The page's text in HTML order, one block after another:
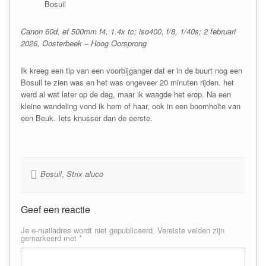
Bosuil
Canon 60d, ef 500mm f4, 1.4x tc; iso400, f/8, 1/40s; 2 februari
2026, Oosterbeek – Hoog Oorsprong
Ik kreeg een tip van een voorbijganger dat er in de buurt nog een
Bosuil te zien was en het was ongeveer 20 minuten rijden. het
werd al wat later op de dag, maar ik waagde het erop. Na een
kleine wandeling vond ik hem of haar, ook in een boomholte van
een Beuk. Iets knusser dan de eerste.
Bosuil, Strix aluco
Geef een reactie
Je e-mailadres wordt niet gepubliceerd. Vereiste velden zijn
gemarkeerd met *